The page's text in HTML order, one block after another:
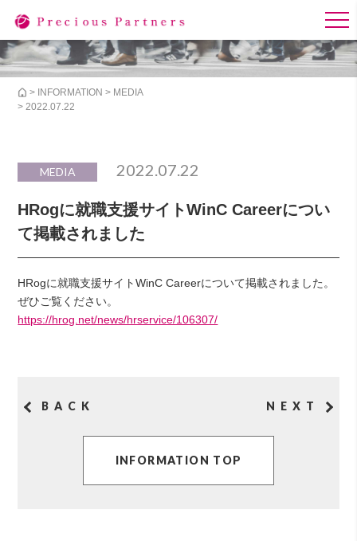
> INFORMATION > MEDIA
> 2022.07.22
MEDIA 2022.07.22
HRogに就職支援サイトWinC Careerについ
て掲載されました
HRogに就職支援サイトWinC Careerについて掲載されました。
ぜひご覧ください。
https://hrog.net/news/hrservice/106307/
BACK NEXT
INFORMATION TOP